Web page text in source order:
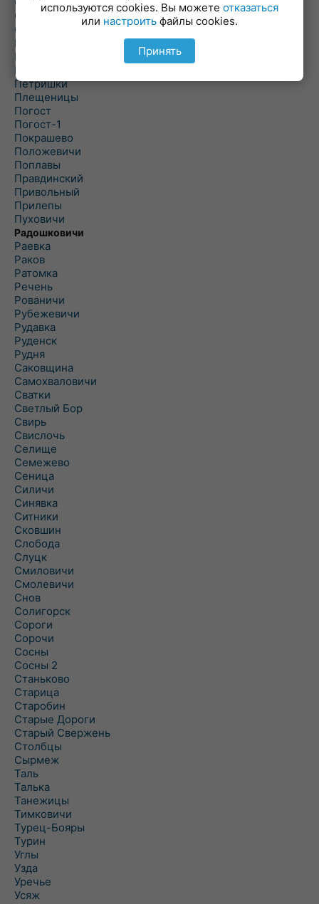
Осовец
Острошицкий Городок
Пасека
Пастовичи
Першаи
Петришки
Плещеницы
Погост
Погост-1
Покрашево
Положевичи
Поплавы
Правдинский
Привольный
Прилепы
Пуховичи
Радошковичи
Раевка
Раков
Ратомка
Речень
Рованичи
Рубежевичи
Рудавка
Руденск
Рудня
Саковщина
Самохваловичи
Сватки
Светлый Бор
Свирь
Свислочь
Селище
Семежево
Сеница
Силичи
Синявка
Ситники
Сковшин
Слобода
Слуцк
Смиловичи
Смолевичи
Снов
Солигорск
Сороги
Сорочи
Сосны
Сосны 2
Станьково
Старица
Старобин
Старые Дороги
Старый Свержень
Столбцы
Сырмеж
Таль
Талька
Танежицы
Тимковичи
Турец-Бояры
Турин
Углы
Узда
Уречье
Усяж
используются cookies. Вы можете отказаться
или настроить файлы cookies.
Принять